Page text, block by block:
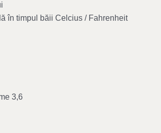
în timpul băii Celcius / Fahrenheit
3,6